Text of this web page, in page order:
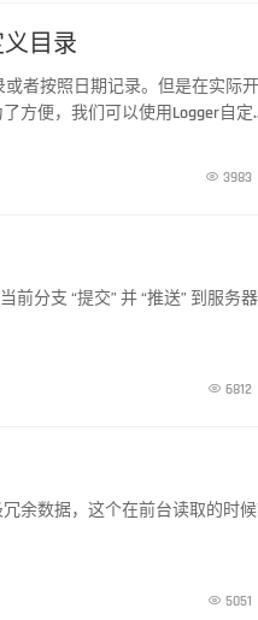
目录
或者按照日期记录。但是在实际
方便，我们可以使用Logger自定
 3983
前分支 “提交” 并 “推送” 到服务器
 6812
余数据，这个在前台读取的时
 5051